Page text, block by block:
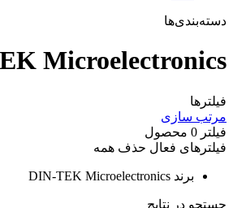
دسته‌بندی‌ها
Microelectronics
فیلترها
مرتب سازی
فیلتر 0 محصول
فیلترهای فعال حذف همه
برند DIN-TEK Microelectronics
جستجو در نتایج